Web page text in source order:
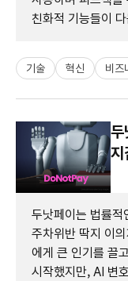
친화적 기능들이
기술 혁신 비즈
두
지
두낫페이는 법률적
주차위반 딱지 이
에게 큰 인기를 끌
시작했지만, AI 변